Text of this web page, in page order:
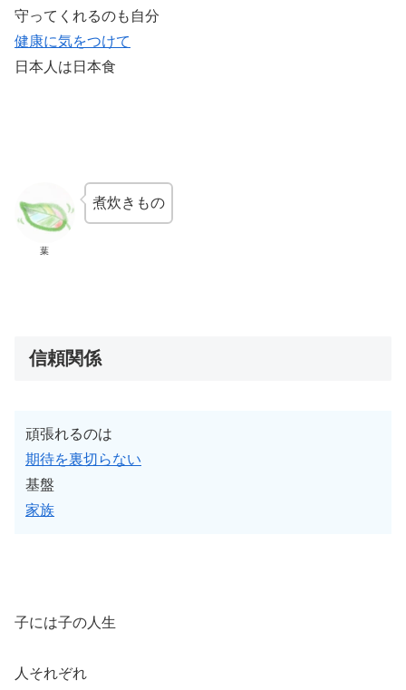
守ってくれるのも自分
健康に気をつけて
日本人は日本食
葉
煮炊きもの
信頼関係
頑張れるのは
期待を裏切らない
基盤
家族
子には子の人生
人それぞれ